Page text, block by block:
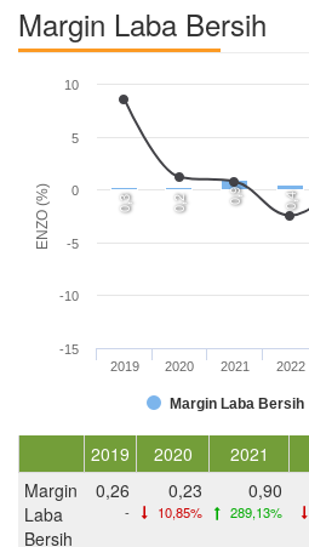
Margin Laba Bersih
ENZO (%) 0,3 0,2 0,9 0,4
Margin Laba Bersih
2019 2020 2021 2022
-15
-10
-5
0
5
10
2019 2020 2021
Margin
Laba
Bersih
0,26
-
0,23
10,85%
0,90
289,13%